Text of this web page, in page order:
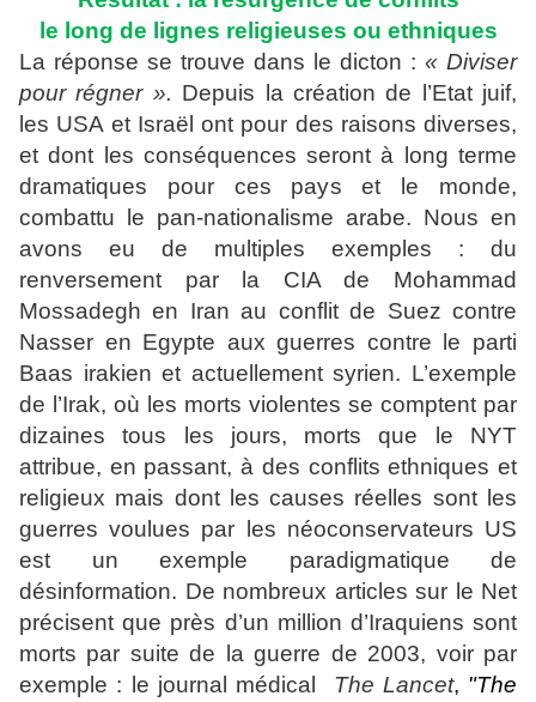
le long de lignes religieuses ou ethniques
La réponse se trouve dans le dicton : « Diviser
pour régner ». Depuis la création de l’Etat juif,
les USA et Israël ont pour des raisons diverses,
et dont les conséquences seront à long terme
dramatiques pour ces pays et le monde,
combattu le pan-nationalisme arabe. Nous en
avons eu de multiples exemples : du
renversement par la CIA de Mohammad
Mossadegh en Iran au conflit de Suez contre
Nasser en Egypte aux guerres contre le parti
Baas irakien et actuellement syrien. L’exemple
de l’Irak, où les morts violentes se comptent par
dizaines tous les jours, morts que le NYT
attribue, en passant, à des conflits ethniques et
religieux mais dont les causes réelles sont les
guerres voulues par les néoconservateurs US
est un exemple paradigmatique de
désinformation. De nombreux articles sur le Net
précisent que près d’un million d’Iraquiens sont
morts par suite de la guerre de 2003, voir par
exemple : le journal médical
The Lancet, "The